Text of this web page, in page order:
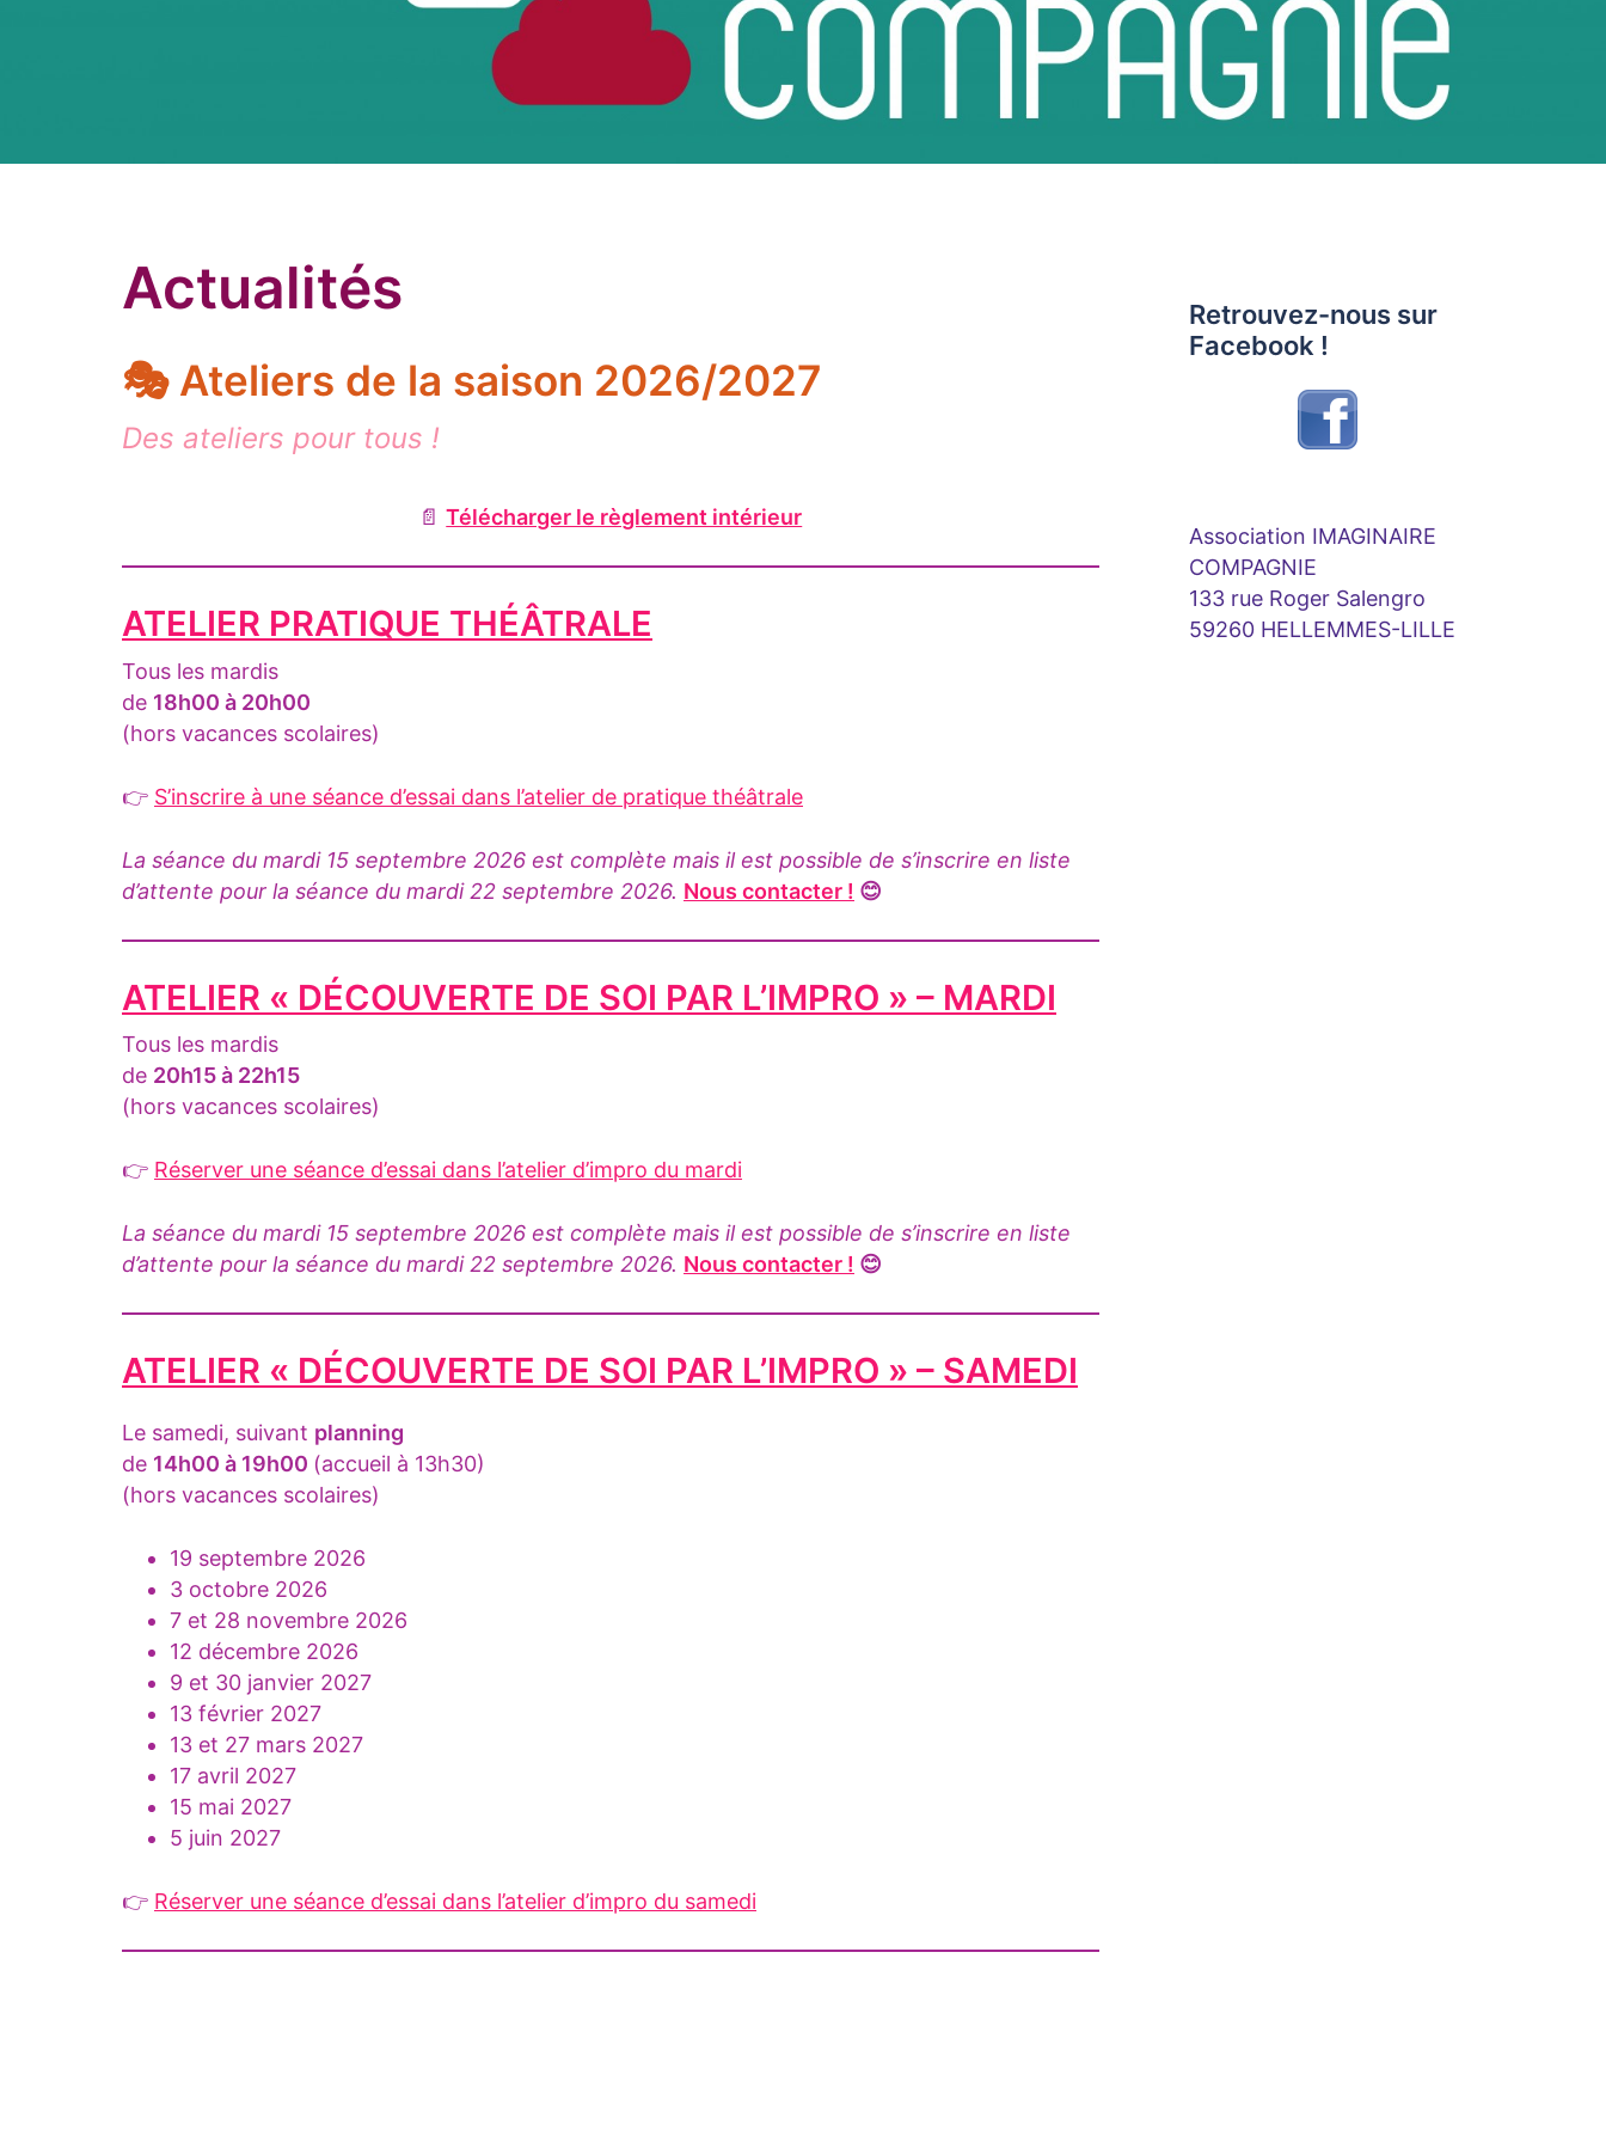
Actualités
🎭 Ateliers de la saison 2026/2027
Des ateliers pour tous !
📄Télécharger le règlement intérieur
ATELIER PRATIQUE THÉÂTRALE
Tous les mardis
de 18h00 à 20h00
(hors vacances scolaires)
👉 S’inscrire à une séance d’essai dans l’atelier de pratique théâtrale
La séance du mardi 15 septembre 2026 est complète mais il est possible de s’inscrire en liste
d’attente pour la séance du mardi 22 septembre 2026. Nous contacter ! 😊
ATELIER « DÉCOUVERTE DE SOI PAR L’IMPRO » – MARDI
Tous les mardis
de 20h15 à 22h15
(hors vacances scolaires)
👉 Réserver une séance d’essai dans l’atelier d’impro du mardi
La séance du mardi 15 septembre 2026 est complète mais il est possible de s’inscrire en liste
d’attente pour la séance du mardi 22 septembre 2026. Nous contacter ! 😊
ATELIER « DÉCOUVERTE DE SOI PAR L’IMPRO » – SAMEDI
Le samedi, suivant planning
de 14h00 à 19h00 (accueil à 13h30)
(hors vacances scolaires)
19 septembre 2026
3 octobre 2026
7 et 28 novembre 2026
12 décembre 2026
9 et 30 janvier 2027
13 février 2027
13 et 27 mars 2027
17 avril 2027
15 mai 2027
5 juin 2027
👉 Réserver une séance d’essai dans l’atelier d’impro du samedi
Retrouvez-nous sur
Facebook !
Association IMAGINAIRE
COMPAGNIE
133 rue Roger Salengro
59260 HELLEMMES-LILLE